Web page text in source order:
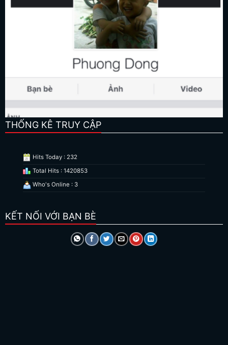
THỐNG KÊ TRUY CẬP
Hits Today : 232
Total Hits : 1420853
Who's Online : 3
KẾT NỐI VỚI BẠN BÈ